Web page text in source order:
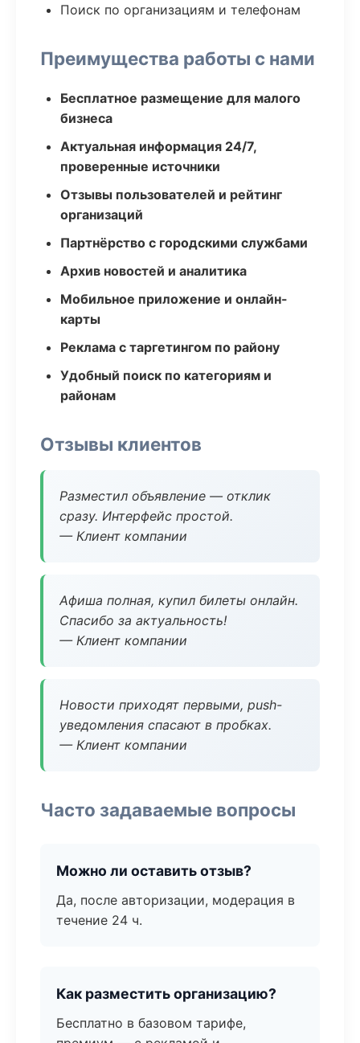
Поиск по организациям и телефонам
Преимущества работы с нами
Бесплатное размещение для малого
бизнеса
Актуальная информация 24/7,
проверенные источники
Отзывы пользователей и рейтинг
организаций
Партнёрство с городскими службами
Архив новостей и аналитика
Мобильное приложение и онлайн-
карты
Реклама с таргетингом по району
Удобный поиск по категориям и
районам
Отзывы клиентов
Разместил объявление — отклик
сразу. Интерфейс простой.
— Клиент компании
Афиша полная, купил билеты онлайн.
Спасибо за актуальность!
— Клиент компании
Новости приходят первыми, push-
уведомления спасают в пробках.
— Клиент компании
Часто задаваемые вопросы
Можно ли оставить отзыв?
Да, после авторизации, модерация в
течение 24 ч.
Как разместить организацию?
Бесплатно в базовом тарифе,